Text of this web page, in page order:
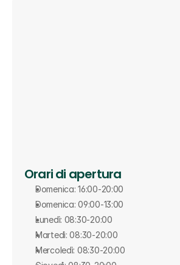
Orari di apertura
Domenica: 16:00-20:00
Domenica: 09:00-13:00
Lunedì: 08:30-20:00
Martedì: 08:30-20:00
Mercoledì: 08:30-20:00